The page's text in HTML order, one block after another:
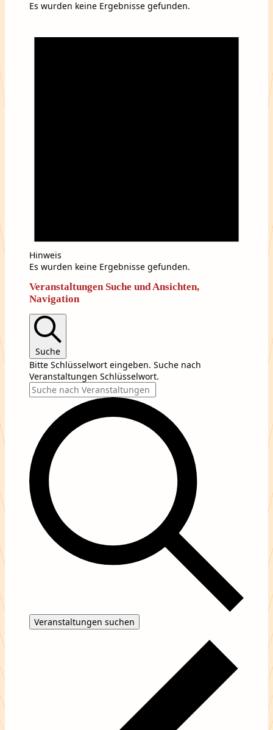
Es wurden keine Ergebnisse gefunden.
Hinweis
Es wurden keine Ergebnisse gefunden.
Veranstaltungen Suche und Ansichten,
Navigation
Suche
Bitte Schlüsselwort eingeben. Suche nach
Veranstaltungen Schlüsselwort.
Veranstaltungen suchen